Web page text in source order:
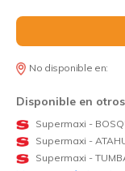
No disponible en:
Disponible en
Supermaxi -
Supermaxi -
Supermaxi -